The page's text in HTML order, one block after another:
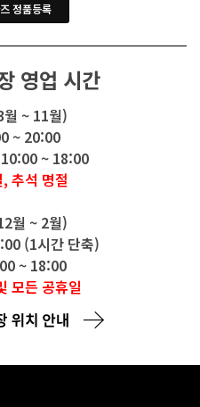
정품등록
영업 시간
~ 11월)
~ 20:00
~ 18:00
추석 명절
월 ~ 2월)
(1시간 단축)
~ 18:00
모든 공휴일